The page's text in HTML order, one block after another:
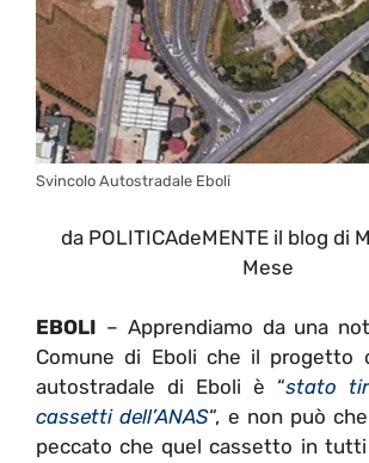
Svincolo Autostradale Eboli
da POLITICAdeMENTE il blog di
Mese
EBOLI – Apprendiamo da una
Comune di Eboli che il progetto
autostradale di Eboli è “stato
cassetti dell’ANAS“, e non può
peccato che quel cassetto in